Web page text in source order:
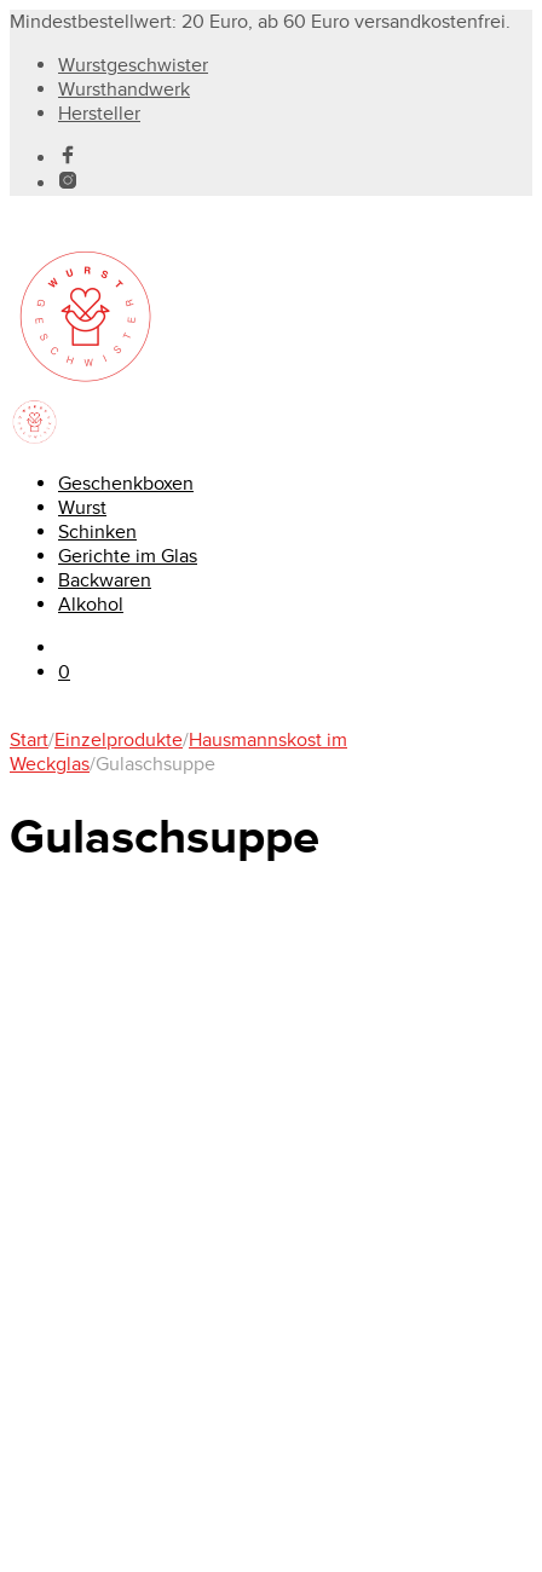
Mindestbestellwert: 20 Euro, ab 60 Euro versandkostenfrei.
Wurstgeschwister
Wursthandwerk
Hersteller
Geschenkboxen
Wurst
Schinken
Gerichte im Glas
Backwaren
Alkohol
0
Start/Einzelprodukte/Hausmannskost im
Weckglas/Gulaschsuppe
Gulaschsuppe